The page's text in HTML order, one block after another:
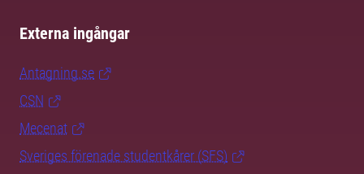
Externa ingångar
Antagning.se
CSN
Mecenat
Sveriges förenade studentkårer (SFS)